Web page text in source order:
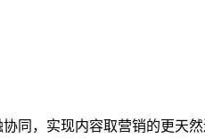
同，实现内容取营销的更天